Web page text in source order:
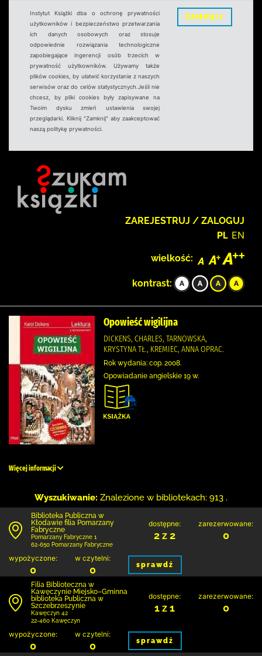
Instytut Książki dba o ochronę prywatności
użytkowników i bezpieczeństwo przetwarzania
ich danych osobowych oraz stosuje
odpowiednie rozwiązania technologiczne
zapobiegające ingerencji osób trzecich w
prywatność użytkowników. Używamy także
plików cookies, by ułatwić korzystanie z naszych
serwisów oraz do celów statystycznych.Jeśli nie
chcesz, by pliki cookies były zapisywane na
Twoim dysku zmień ustawienia swojej
przeglądarki. Kliknij "Zamknij" aby zaakceptować
naszą politykę prywatności.
ZAMKNIJ
ZAREJESTRUJ / ZALOGUJ
PL EN
wielkość:
kontrast:
Opowieść wigilijna
DICKENS, CHARLES, TARNOWSKA,
KRYSTYNA TŁ., KREMIEC, ANNA OPRAC.
Rok wydania: cop. 2008.
Opowiadanie angielskie 19 w.
Więcej informacji
Wyszukiwanie: Znalezione w bibliotekach: 913 .
Biblioteka Publiczna w
Kłodawie filia Pomarzany
Fabryczne
Pomarzany Fabryczne 1
62-650 Pomarzany Fabryczne
dostępne:
2 z 2
zarezerwowane:
0
wypożyczone:
0
w czytelni:
0 sprawdź
Filia Biblioteczna w
Kawęczynie Miejsko–Gminna
biblioteka Publiczna w
Szczebrzeszynie
Kawęczyn 42
22-460 Kawęczyn
dostępne:
1 z 1
zarezerwowane:
0
wypożyczone:
0
w czytelni:
0 sprawdź